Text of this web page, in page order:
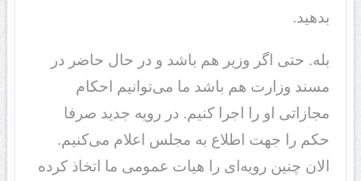
بدهید.
بله. حتی اگر وزیر هم باشد و در حال حاضر در
مسند وزارت هم باشد ما می‌توانیم احکام
مجازاتی او را اجرا کنیم. در رویه جدید صرفا
حکم را جهت اطلاع به مجلس اعلام می‌کنیم.
الان چنین رویه‌ای را هیات عمومی ما اتخاذ کرده